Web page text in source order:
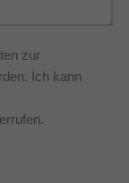
zur
Ich kann